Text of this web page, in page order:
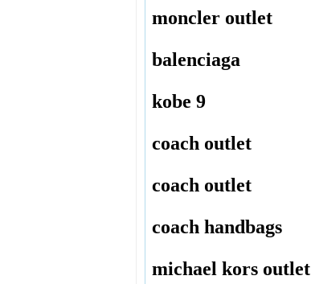
moncler outlet
balenciaga
kobe 9
coach outlet
coach outlet
coach handbags
michael kors outlet